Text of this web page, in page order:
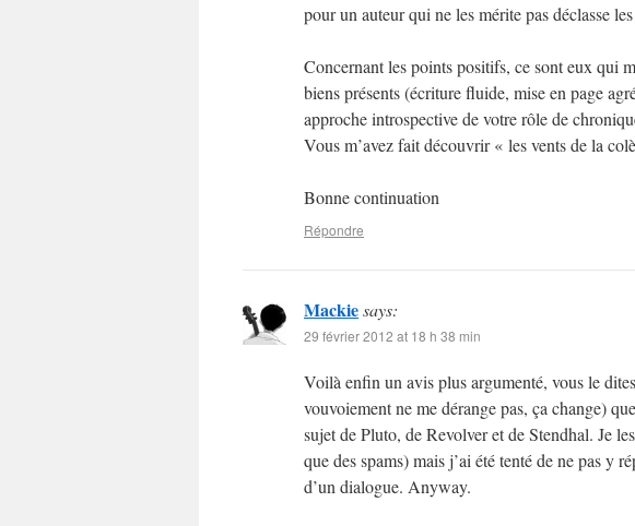
pour un auteur qui ne les mérite pas déclasse
Concernant les points positifs, ce sont eux qui
biens présents (écriture fluide, mise en page
approche introspective de votre rôle de
Vous m’avez fait découvrir « les vents de la
Bonne continuation
Répondre
Mackiesays:
29 février 2012 at 18 h 38 min
Voilà enfin un avis plus argumenté, vous le
vouvoiement ne me dérange pas, ça change)
sujet de Pluto, de Revolver et de Stendhal. Je
que des spams) mais j’ai été tenté de ne pas y
d’un dialogue. Anyway.